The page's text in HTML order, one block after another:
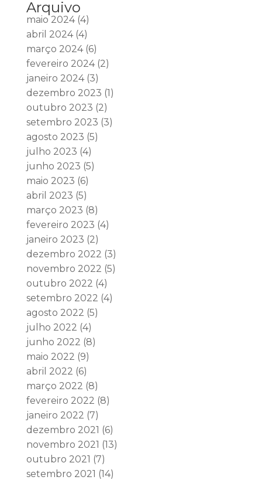
Arquivo
maio 2024(4)
abril 2024(4)
março 2024(6)
fevereiro 2024(2)
janeiro 2024(3)
dezembro 2023 (1)
outubro 2023 (2)
setembro 2023 (3)
agosto 2023 (5)
julho 2023 (4)
junho 2023 (5)
maio 2023 (6)
abril 2023 (5)
março 2023 (8)
fevereiro 2023 (4)
janeiro 2023 (2)
dezembro 2022 (3)
novembro 2022 (5)
outubro 2022 (4)
setembro 2022 (4)
agosto 2022 (5)
julho 2022 (4)
junho 2022 (8)
maio 2022 (9)
abril 2022 (6)
março 2022 (8)
fevereiro 2022 (8)
janeiro 2022 (7)
dezembro 2021 (6)
novembro 2021 (13)
outubro 2021 (7)
setembro 2021 (14)